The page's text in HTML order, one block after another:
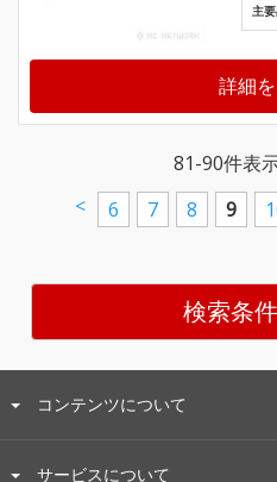
主
詳細
81-90件表
<
6 7 8 9
検索条
コンテンツについて
サービスについて